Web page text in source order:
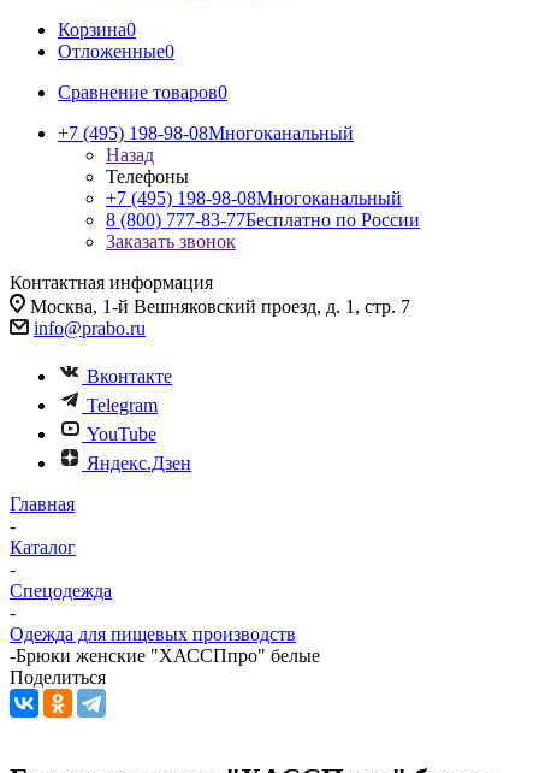
Корзина0
Отложенные0
Сравнение товаров0
+7 (495) 198-98-08Многоканальный
Назад
Телефоны
+7 (495) 198-98-08Многоканальный
8 (800) 777-83-77Бесплатно по России
Заказать звонок
Контактная информация
Москва, 1-й Вешняковский проезд, д. 1, стр. 7
info@prabo.ru
Вконтакте
Telegram
YouTube
Яндекс.Дзен
Главная
-
Каталог
-
Спецодежда
-
Одежда для пищевых производств
-Брюки женские "ХАССПпро" белые
Поделиться